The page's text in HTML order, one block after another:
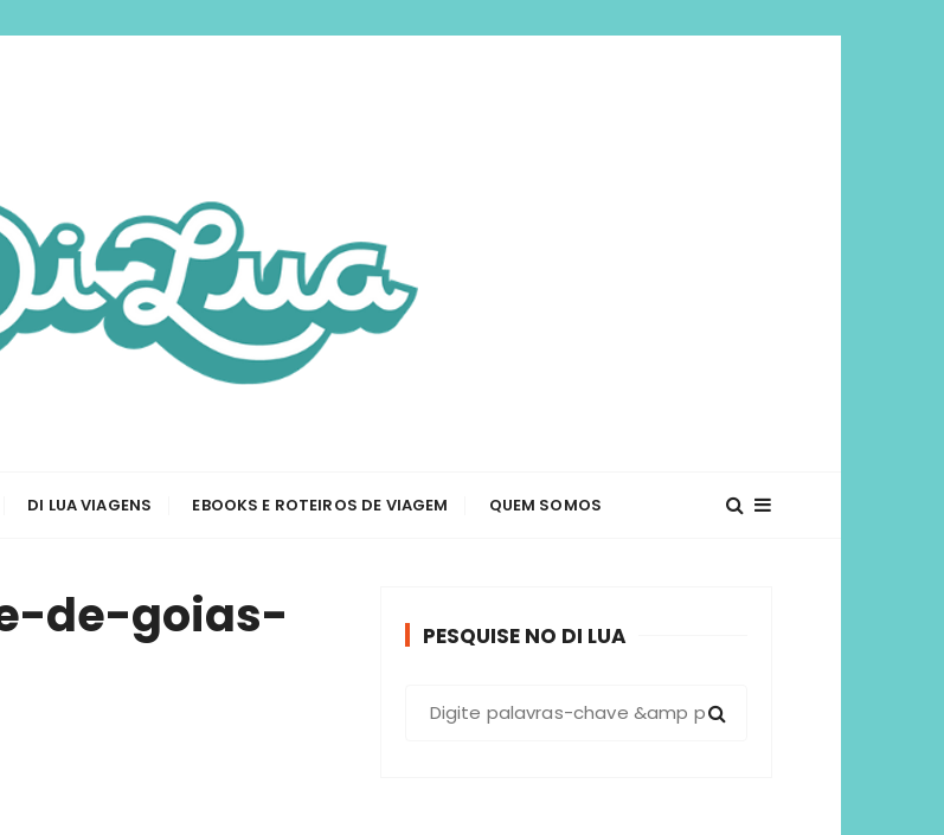
você a viajar mais e
DI LUA VIAGENS EBOOKS E ROTEIROS DE VIAGEM QUEM SOMOS
de-goias-
PESQUISE NO DI LUA